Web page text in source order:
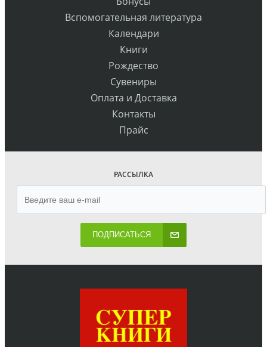
Вспомогательная литература
Календари
Книги
Рождество
Сувениры
Оплата и Доставка
Контакты
Прайс
РАССЫЛКА
ПОДПИСАТЬСЯ